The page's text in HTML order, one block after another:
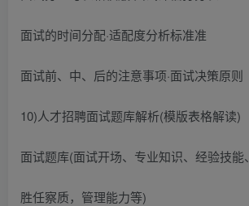
面试的时间分配·适配度分析标准准
面试前、中、后的注意事项·面试决策原则
10)人才招聘面试题库解析(模版表格解读)
面试题库(面试开场、专业知识、经验技能、
胜任察质，管理能力等)